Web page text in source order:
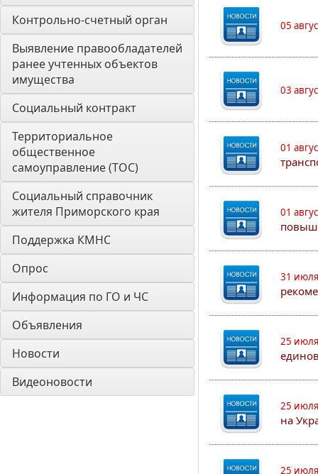
Контрольно-счетный орган
Выявление правообладателей
ранее учтенных объектов
имущества
Социальный контракт
Территориальное
общественное
самоуправление (ТОС)
Социальный справочник
жителя Приморского края
Поддержка КМНС
Опрос
Информация по ГО и ЧС
Объявления
Новости
Видеоновости
05
03
01
01
31
25
25
на
25